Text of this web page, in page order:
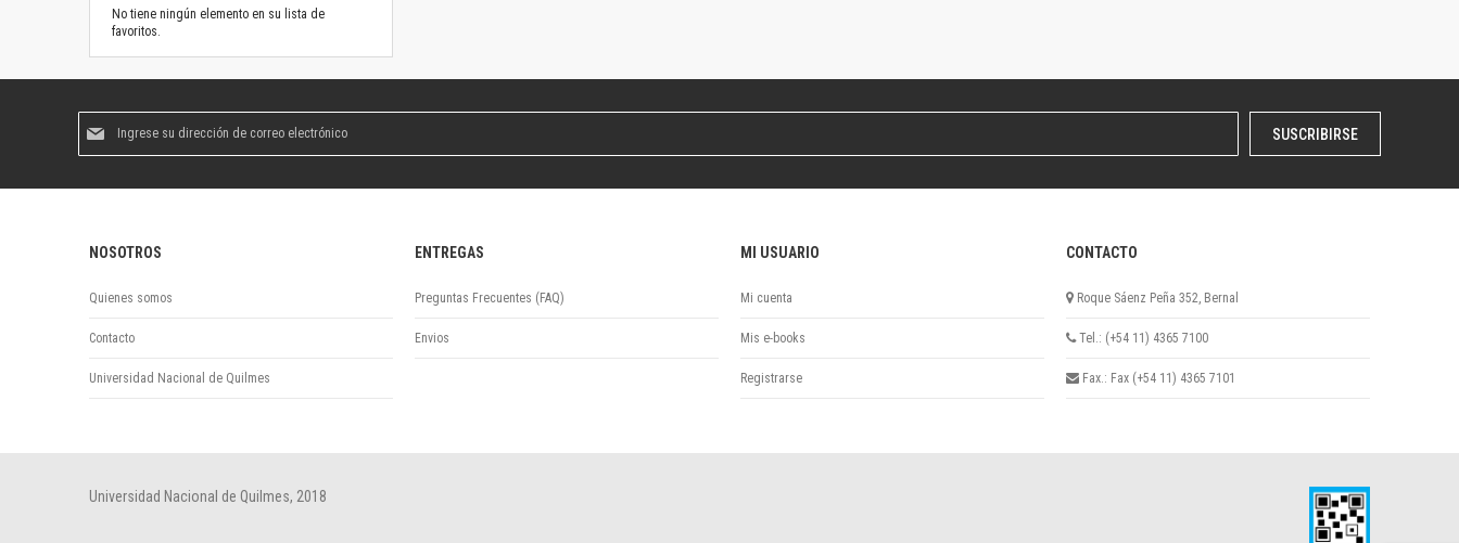
No tiene ningún elemento en su lista de
favoritos.
boletín
SUSCRIBIRSE
NOSOTROS
Quienes somos
Contacto
Universidad Nacional de Quilmes
ENTREGAS
Preguntas Frecuentes (FAQ)
Envios
MI USUARIO
Mi cuenta
Mis e-books
Registrarse
CONTACTO
Roque Sáenz Peña 352, Bernal
Tel.: (+54 11) 4365 7100
Fax.: Fax (+54 11) 4365 7101
Universidad Nacional de Quilmes, 2018